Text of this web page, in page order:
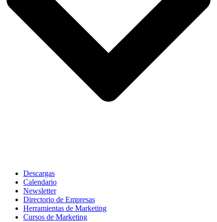
Descargas
Calendario
Newsletter
Directorio de Empresas
Herramientas de Marketing
Cursos de Marketing